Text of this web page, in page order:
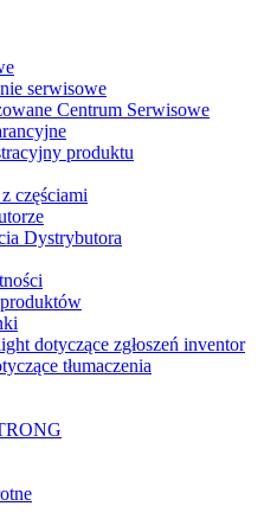
serwisowe
Centrum Serwisowe
produktu
częściami
Dystrybutora
dotyczące zgłoszeń inventor
tłumaczenia